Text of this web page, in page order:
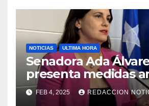
NOTICIAS ULTIMA HORA
Senadora Ada
presenta medidas
violencia en el
FEB 4, 2025 REDACCION